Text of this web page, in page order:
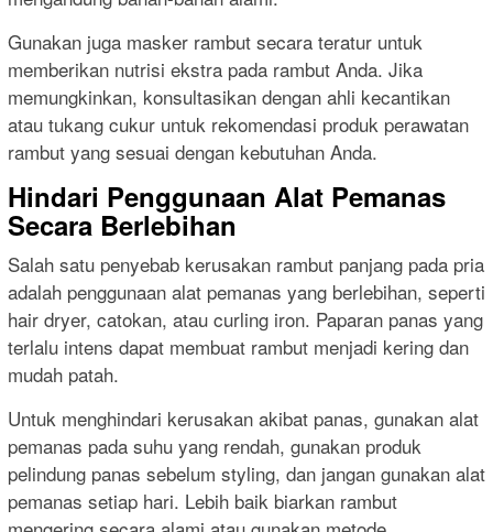
Gunakan juga masker rambut secara teratur untuk
memberikan nutrisi ekstra pada rambut Anda. Jika
memungkinkan, konsultasikan dengan ahli kecantikan
atau tukang cukur untuk rekomendasi produk perawatan
rambut yang sesuai dengan kebutuhan Anda.
Hindari Penggunaan Alat Pemanas
Secara Berlebihan
Salah satu penyebab kerusakan rambut panjang pada pria
adalah penggunaan alat pemanas yang berlebihan, seperti
hair dryer, catokan, atau curling iron. Paparan panas yang
terlalu intens dapat membuat rambut menjadi kering dan
mudah patah.
Untuk menghindari kerusakan akibat panas, gunakan alat
pemanas pada suhu yang rendah, gunakan produk
pelindung panas sebelum styling, dan jangan gunakan alat
pemanas setiap hari. Lebih baik biarkan rambut